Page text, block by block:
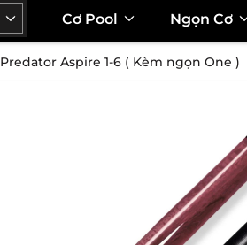
Cơ Pool Ngọn Cơ
Predator Aspire 1-6 ( Kèm ngọn One )